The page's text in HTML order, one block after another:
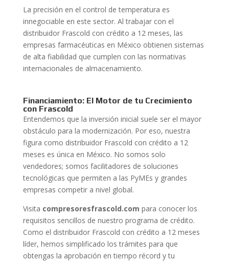
La precisión en el control de temperatura es
innegociable en este sector. Al trabajar con el
distribuidor Frascold con crédito a 12 meses, las
empresas farmacéuticas en México obtienen sistemas
de alta fiabilidad que cumplen con las normativas
internacionales de almacenamiento.
Financiamiento: El Motor de tu Crecimiento
con Frascold
Entendemos que la inversión inicial suele ser el mayor
obstáculo para la modernización. Por eso, nuestra
figura como distribuidor Frascold con crédito a 12
meses es única en México. No somos solo
vendedores; somos facilitadores de soluciones
tecnológicas que permiten a las PyMEs y grandes
empresas competir a nivel global.
Visita compresoresfrascold.com para conocer los
requisitos sencillos de nuestro programa de crédito.
Como el distribuidor Frascold con crédito a 12 meses
líder, hemos simplificado los trámites para que
obtengas la aprobación en tiempo récord y tu